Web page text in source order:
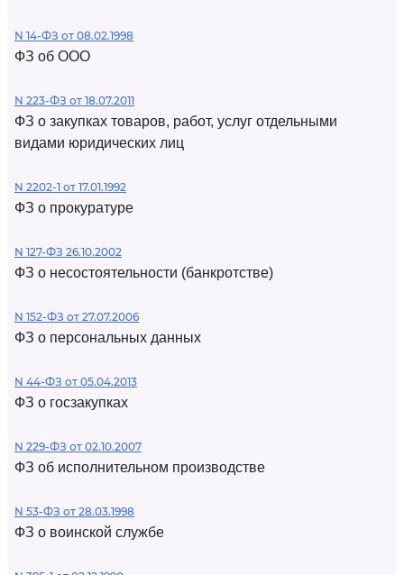
N 14-ФЗ от 08.02.1998
ФЗ об ООО
N 223-ФЗ от 18.07.2011
ФЗ о закупках товаров, работ, услуг отдельными
видами юридических лиц
N 2202-1 от 17.01.1992
ФЗ о прокуратуре
N 127-ФЗ 26.10.2002
ФЗ о несостоятельности (банкротстве)
N 152-ФЗ от 27.07.2006
ФЗ о персональных данных
N 44-ФЗ от 05.04.2013
ФЗ о госзакупках
N 229-ФЗ от 02.10.2007
ФЗ об исполнительном производстве
N 53-ФЗ от 28.03.1998
ФЗ о воинской службе